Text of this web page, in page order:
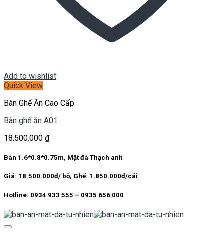
Add to wishlist
Quick View
Bàn Ghế Ăn Cao Cấp
Bàn ghế ăn A01
18.500.000 ₫
Bàn 1.6*0.8*0.75m, Mặt đá Thạch anh
Giá: 18.500.000đ/ bộ, Ghế: 1.850.000đ/cái
Hotline: 0934 933 555 – 0935 656 000